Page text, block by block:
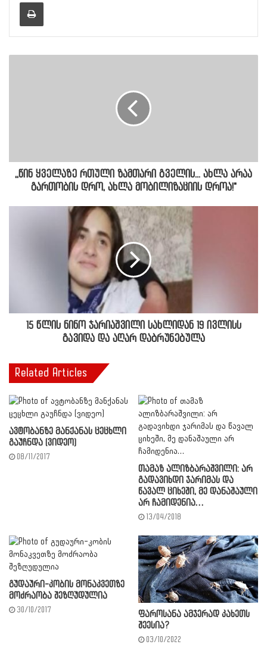
,,წინ ყველაზე რთული ზამთარი გველის... ახლა არაა
გართობის დრო, ახლა მობილიზაციის დროა!"
15 წლის ნინო ჯარიაშვილი სახლიდან 19 ივლისს
გავიდა და აღარ დაბრუნებულა
Related Articles
ავტობანზე მანქანას ცეცხლი
გაუჩნდა (ვიდეო)
08/11/2017
თამაზ ალიზბარაშვილი: არ
გადავიხდი ჯარიმას და
წავალ ციხეში, მე დანაშაული
არ ჩამიდენია…
13/04/2018
გუდაური-კობის მონაკვეთზე
მოძრაობა შეზღუდულია
30/10/2017
ფაროსანა ამჯერად კახეთს
შეესია?
03/10/2022